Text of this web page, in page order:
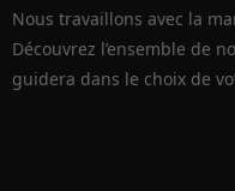
Nous travaillons avec la
Découvrez l’ensemble de
guidera dans le choix de